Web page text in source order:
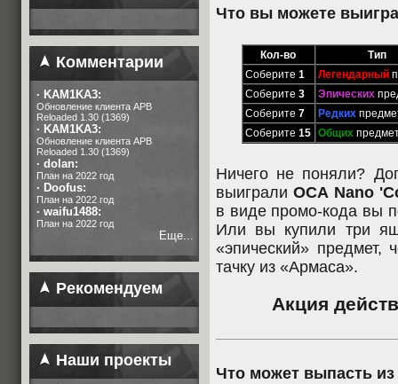
Комментарии
· KAM1KA3:
Обновление клиента APB
Reloaded 1.30 (1369)
· KAM1KA3:
Обновление клиента APB
Reloaded 1.30 (1369)
· dolan:
План на 2022 год
· Doofus:
План на 2022 год
· waifu1488:
План на 2022 год
Еще...
Рекомендуем
Наши проекты
Что вы можете
Кол-во
Тип
Соберите1 Легендарный
Соберите3 Эпических
Соберите7 Редких
Соберите15 Общих
Ничего не поняли?
выигралиOCA Nano
в виде промо-кода вы
Или вы купили три
«эпический» предмет,
тачку из «Армаса».
Акция
Что может выпасть из